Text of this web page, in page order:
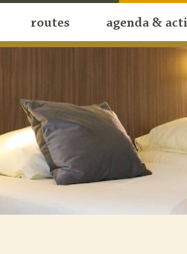
routes agenda &